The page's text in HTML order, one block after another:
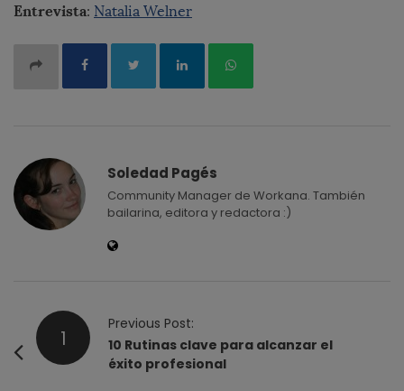
Entrevista: Natalia Welner
Soledad Pagés
Community Manager de Workana. También
bailarina, editora y redactora :)
1
Previous Post:
10 Rutinas clave para alcanzar el
éxito profesional